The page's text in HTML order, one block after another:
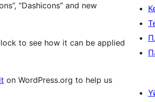
“Dashicons” and new
to see how it can be applied
on WordPress.org to help us